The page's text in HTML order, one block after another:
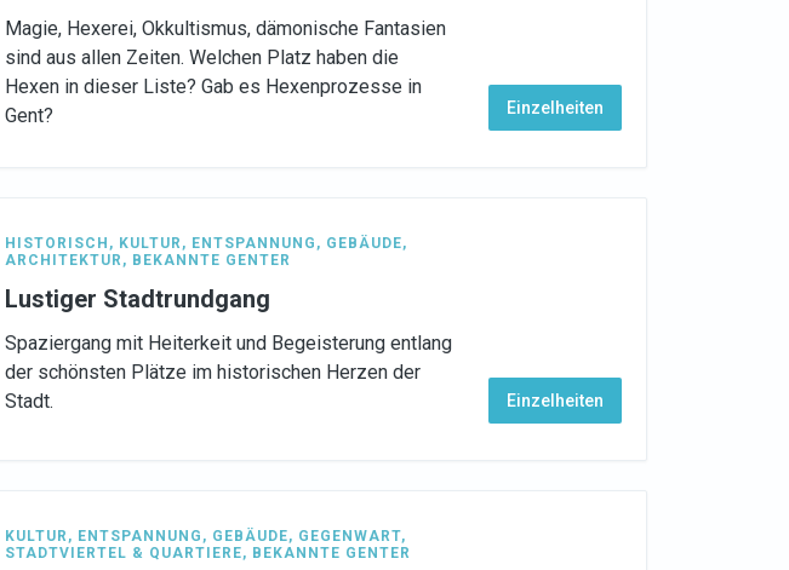
Magie, Hexerei, Okkultismus, dämonische Fantasien
sind aus allen Zeiten. Welchen Platz haben die
Hexen in dieser Liste? Gab es Hexenprozesse in
Gent?
Einzelheiten
HISTORISCH , KULTUR , ENTSPANNUNG , GEBÄUDE,
ARCHITEKTUR , BEKANNTE GENTER
Lustiger Stadtrundgang
Spaziergang mit Heiterkeit und Begeisterung entlang
der schönsten Plätze im historischen Herzen der
Stadt.
Einzelheiten
KULTUR , ENTSPANNUNG , GEBÄUDE, GEGENWART,
STADTVIERTEL & QUARTIERE, BEKANNTE GENTER